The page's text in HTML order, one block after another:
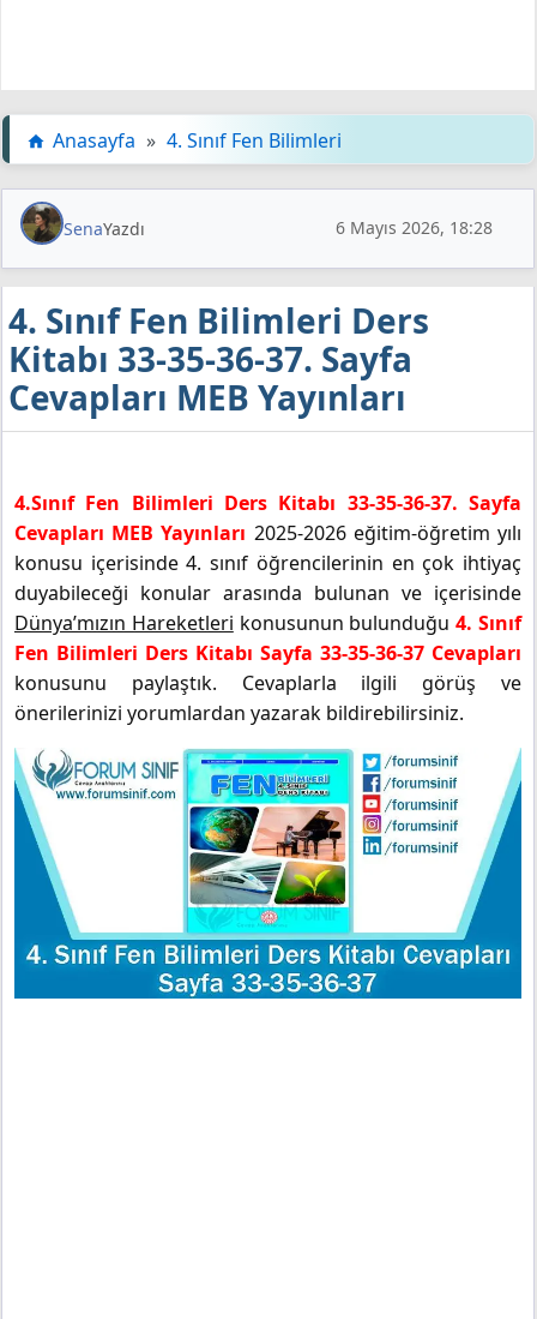
Anasayfa » 4. Sınıf Fen Bilimleri
SenaYazdı 6 Mayıs 2026, 18:28
4. Sınıf Fen Bilimleri Ders
Kitabı 33-35-36-37. Sayfa
Cevapları MEB Yayınları
4.Sınıf Fen Bilimleri Ders Kitabı 33-35-36-37. Sayfa
Cevapları MEB Yayınları 2025-2026 eğitim-öğretim yılı
konusu içerisinde 4. sınıf öğrencilerinin en çok ihtiyaç
duyabileceği konular arasında bulunan ve içerisinde
Dünya’mızın Hareketleri konusunun bulunduğu4. Sınıf
Fen Bilimleri Ders Kitabı Sayfa 33-35-36-37 Cevapları
konusunu paylaştık. Cevaplarla ilgili görüş ve
önerilerinizi yorumlardan yazarak bildirebilirsiniz.